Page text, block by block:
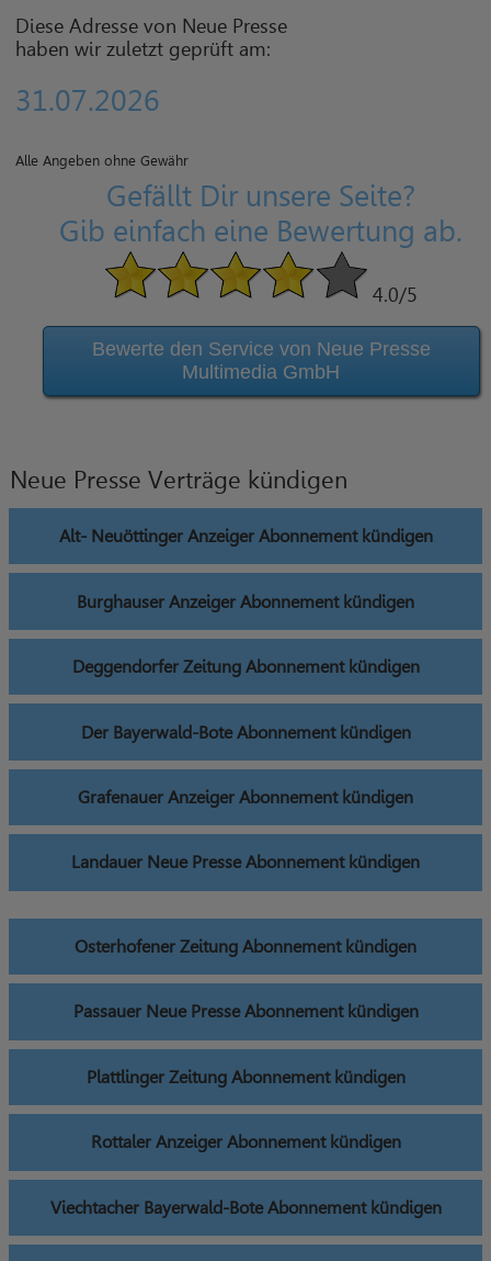
Diese Adresse von Neue Presse
haben wir zuletzt geprüft am:
31.07.2026
Alle Angeben ohne Gewähr
Gefällt Dir unsere Seite?
Gib einfach eine Bewertung ab.
4.0/5
Bewerte den Service von Neue Presse
Multimedia GmbH
Neue Presse Verträge kündigen
Alt- Neuöttinger Anzeiger Abonnement kündigen
Burghauser Anzeiger Abonnement kündigen
Deggendorfer Zeitung Abonnement kündigen
Der Bayerwald-Bote Abonnement kündigen
Grafenauer Anzeiger Abonnement kündigen
Landauer Neue Presse Abonnement kündigen
Osterhofener Zeitung Abonnement kündigen
Passauer Neue Presse Abonnement kündigen
Plattlinger Zeitung Abonnement kündigen
Rottaler Anzeiger Abonnement kündigen
Viechtacher Bayerwald-Bote Abonnement kündigen